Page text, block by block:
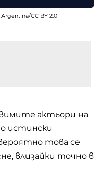
Argentina/CC BY 2.0
актьори на
истински
това се
влизайки точно в